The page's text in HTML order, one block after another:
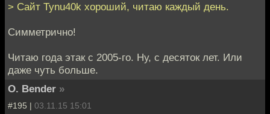
> Сайт Tynu40k хороший, читаю каждый день.
Симметрично!
Читаю года этак с 2005-го. Ну, с десяток лет. Или
даже чуть больше.
O. Bender »
#195 | 03.11.15 15:01